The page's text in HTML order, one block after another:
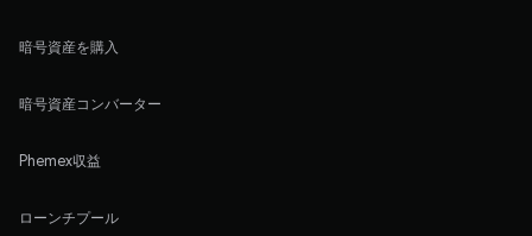
暗号資産を購入
暗号資産コンバーター
Phemex収益
ローンチプール